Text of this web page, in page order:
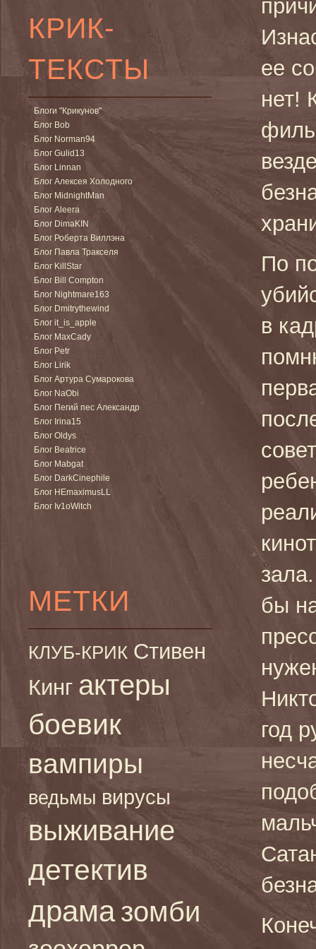
КРИК-
ТЕКСТЫ
Блоги "Крикунов"
Блог Bob
Блог Norman94
Блог Gulid13
Блог Linnan
Блог Алексея Холодного
Блог MidnightMan
Блог Aleera
Блог DimaKIN
Блог Роберта Виллэна
Блог Павла Тракселя
Блог KillStar
Блог Bill Compton
Блог Nightmare163
Блог Dmitrythewind
Блог it_is_apple
Блог MaxCady
Блог Petr
Блог Lirik
Блог Артура Сумарокова
Блог NaObi
Блог Пегий пес Александр
Блог Irina15
Блог Oldys
Блог Beatrice
Блог Mabgat
Блог DarkCinephile
Блог HEmaximusLL
Блог Iv1oWitch
МЕТКИ
КЛУБ-КРИК Стивен
Кинг актеры
боевик
вампиры
ведьмы вирусы
выживание
детектив
драма зомби
ее
нет!
По
в
бы
год